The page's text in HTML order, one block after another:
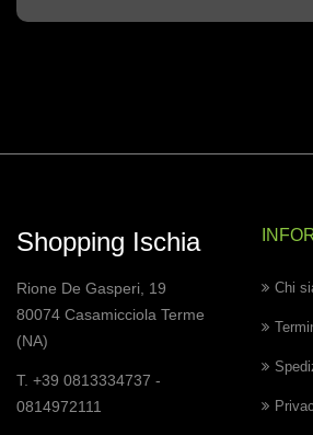
Shopping Ischia
Rione De Gasperi, 19
80074 Casamicciola Terme
(NA)
T. +39 0813334737 -
0814972111
Chi